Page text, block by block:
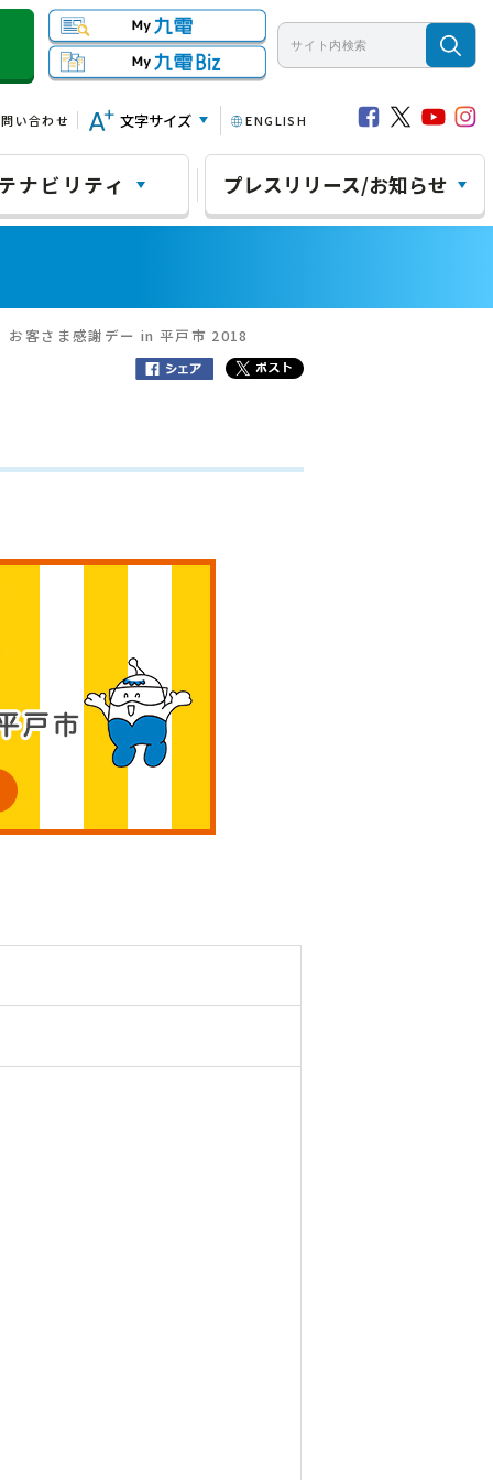
い合わせ 文字サイズ ENGLISH
ナビリティ プレスリリース/お知らせ
客さま感謝デー in 平戸市 2018